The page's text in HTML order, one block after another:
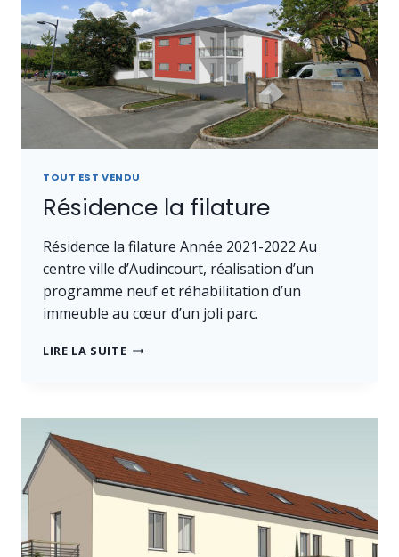
TOUT EST VENDU
Résidence la filature
Résidence la filature Année 2021-2022 Au
centre ville d’Audincourt, réalisation d’un
programme neuf et réhabilitation d’un
immeuble au cœur d’un joli parc.
LIRE LA SUITERÉSIDENCE